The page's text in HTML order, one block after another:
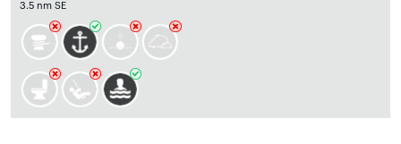
3.5 nm SE